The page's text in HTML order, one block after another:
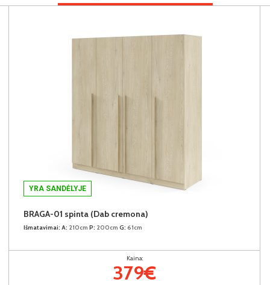
YRA SANDĖLYJE
BRAGA-01 spinta (Dab cremona)
Išmatavimai: A: 210cm P: 200cm G: 61cm
Kaina:
379€